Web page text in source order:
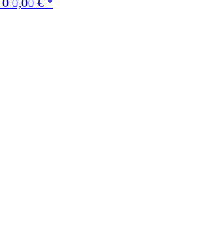
0 0,00 € *